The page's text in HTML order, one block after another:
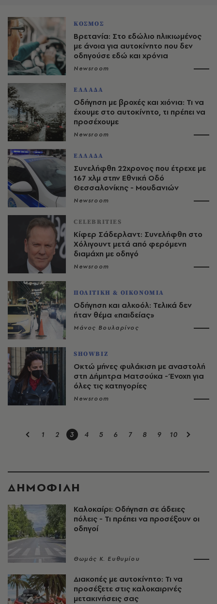
ΚΟΣΜΟΣ
Βρετανία: Στο εδώλιο ηλικιωμένος
με άνοια για αυτοκίνητο που δεν
οδηγούσε εδώ και χρόνια
Newsroom
ΕΛΛΑΔΑ
Οδήγηση με βροχές και χιόνια: Τι να
έχουμε στο αυτοκίνητο, τι πρέπει να
προσέχουμε
Newsroom
ΕΛΛΑΔΑ
Συνελήφθη 22χρονος που έτρεχε με
167 χλμ στην Εθνική Οδό
Θεσσαλονίκης - Μουδανιών
Newsroom
CELEBRITIES
Κίφερ Σάδερλαντ: Συνελήφθη στο
Χόλιγουντ μετά από φερόμενη
διαμάχη με οδηγό
Newsroom
ΠΟΛΙΤΙΚΗ & ΟΙΚΟΝΟΜΙΑ
Οδήγηση και αλκοόλ: Τελικά δεν
ήταν θέμα «παιδείας»
Μάνος Βουλαρίνος
SHOWBIZ
Οκτώ μήνες φυλάκιση με αναστολή
στη Δήμητρα Ματσούκα - Ένοχη για
όλες τις κατηγορίες
Newsroom
1 2 3 4 5 6 7 8 9 10
ΔΗΜΟΦΙΛΗ
Καλοκαίρι: Οδήγηση σε άδειες
πόλεις - Τι πρέπει να προσέξουν οι
οδηγοί
Θωμάς K. Ευθυμίου
Διακοπές με αυτοκίνητο: Τι να
προσέξετε στις καλοκαιρινές
μετακινήσεις σας